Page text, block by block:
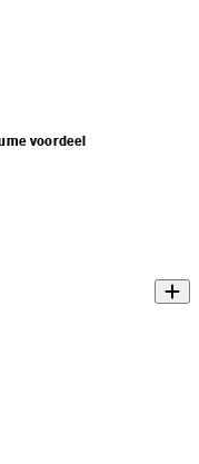
voordeel